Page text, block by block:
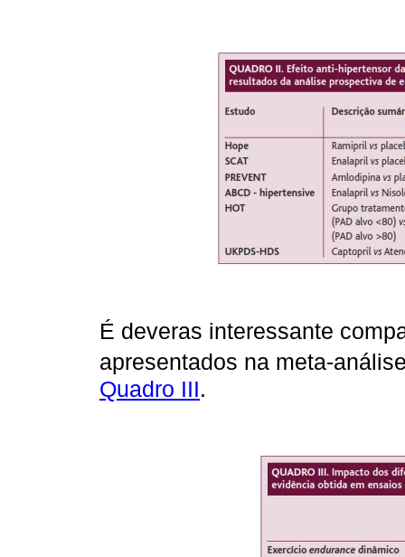
É deveras interessante
apresentados na meta-
Quadro III.